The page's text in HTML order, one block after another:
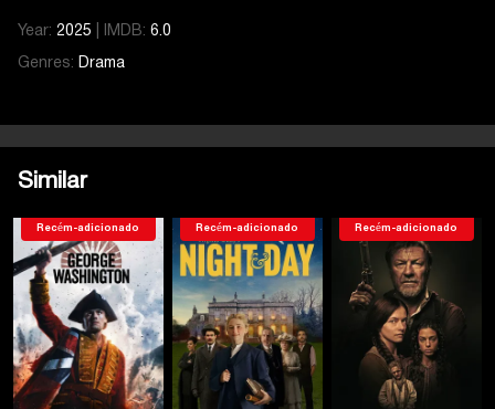
Year: 2025 IMDB: 6.0
Genres: Drama
Similar
Recém-adicionado Recém-adicionado Recém-adicionado